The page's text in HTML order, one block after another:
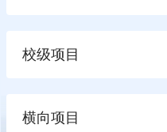
校级项目
横向项目